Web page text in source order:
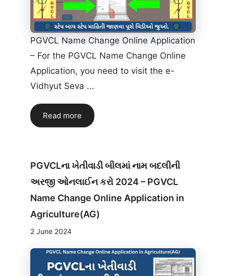
PGVCL Name Change Online Application
– For the PGVCL Name Change Online
Application, you need to visit the e-
Vidhyut Seva ...
Read more
PGVCLના ખેતીવાડી બીલમાં નામ બદલીની
અરજી ઓનલાઈન કરો 2024 – PGVCL
Name Change Online Application in
Agriculture(AG)
2 June 2024